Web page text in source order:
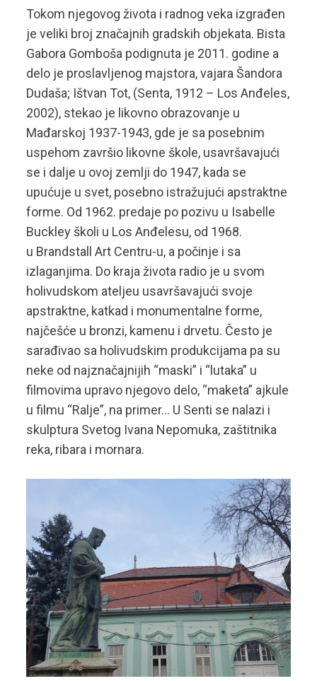
Tokom njegovog života i radnog veka izgrađen
je veliki broj značajnih gradskih objekata. Bista
Gabora Gomboša podignuta je 2011. godine a
delo je proslavljenog majstora, vajara Šandora
Dudaša; Ištvan Tot, (Senta, 1912 – Los Anđeles,
2002), stekao je likovno obrazovanje u
Mađarskoj 1937-1943, gde je sa posebnim
uspehom završio likovne škole, usavršavajući
se i dalje u ovoj zemlji do 1947, kada se
upućuje u svet, posebno istražujući apstraktne
forme. Od 1962. predaje po pozivu u Isabelle
Buckley školi u Los Anđelesu, od 1968.
u Brandstall Art Centru-u, a počinje i sa
izlaganjima. Do kraja života radio je u svom
holivudskom ateljeu usavršavajući svoje
apstraktne, katkad i monumentalne forme,
najčešće u bronzi, kamenu i drvetu. Često je
sarađivao sa holivudskim produkcijama pa su
neke od najznačajnijih “maski” i “lutaka” u
filmovima upravo njegovo delo, “maketa” ajkule
u filmu “Ralje”, na primer… U Senti se nalazi i
skulptura Svetog Ivana Nepomuka, zaštitnika
reka, ribara i mornara.